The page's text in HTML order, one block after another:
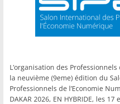
L’organisation des Professionnels
la neuvième (9eme) édition du
Professionnels de l’Economie
DAKAR 2026, EN HYBRIDE, les